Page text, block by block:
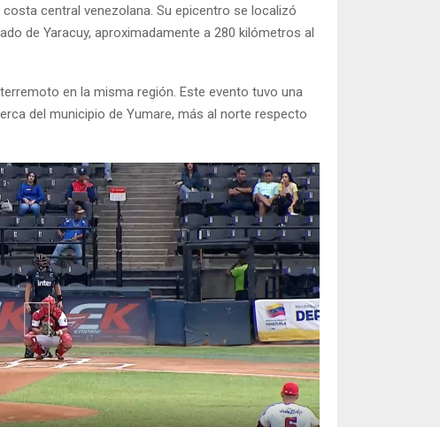
central venezolana. Su epicentro se localizó
de Yaracuy, aproximadamente a 280 kilómetros al
en la misma región. Este evento tuvo una
del municipio de Yumare, más al norte respecto